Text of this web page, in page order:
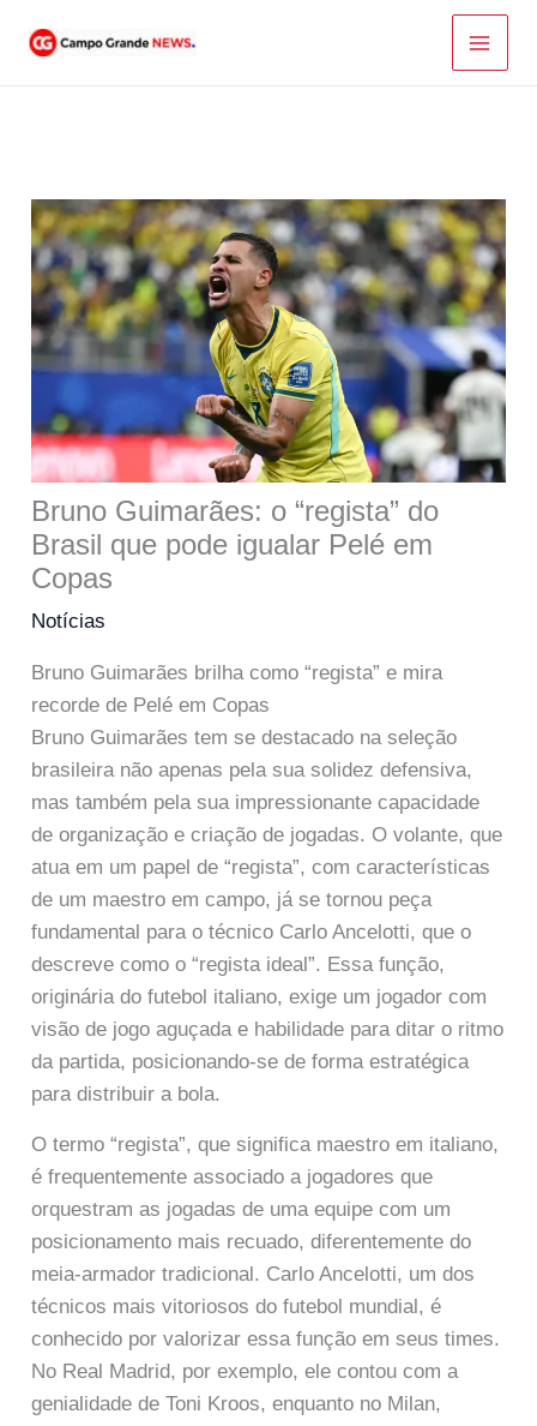
para
Bruno Guimarães: o “regista” do
Brasil que pode igualar Pelé em
Copas
Notícias
Bruno Guimarães brilha como “regista” e mira
recorde de Pelé em Copas
Bruno Guimarães tem se destacado na seleção
brasileira não apenas pela sua solidez defensiva,
mas também pela sua impressionante capacidade
de organização e criação de jogadas. O volante, que
atua em um papel de “regista”, com características
de um maestro em campo, já se tornou peça
fundamental para o técnico Carlo Ancelotti, que o
descreve como o “regista ideal”. Essa função,
originária do futebol italiano, exige um jogador com
visão de jogo aguçada e habilidade para ditar o ritmo
da partida, posicionando-se de forma estratégica
para distribuir a bola.
O termo “regista”, que significa maestro em italiano,
é frequentemente associado a jogadores que
orquestram as jogadas de uma equipe com um
posicionamento mais recuado, diferentemente do
meia-armador tradicional. Carlo Ancelotti, um dos
técnicos mais vitoriosos do futebol mundial, é
conhecido por valorizar essa função em seus times.
No Real Madrid, por exemplo, ele contou com a
genialidade de Toni Kroos, enquanto no Milan,